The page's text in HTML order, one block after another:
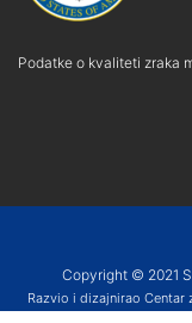
Podatke o kvaliteti zraka
Copyright © 2021
Razvio i dizajnirao